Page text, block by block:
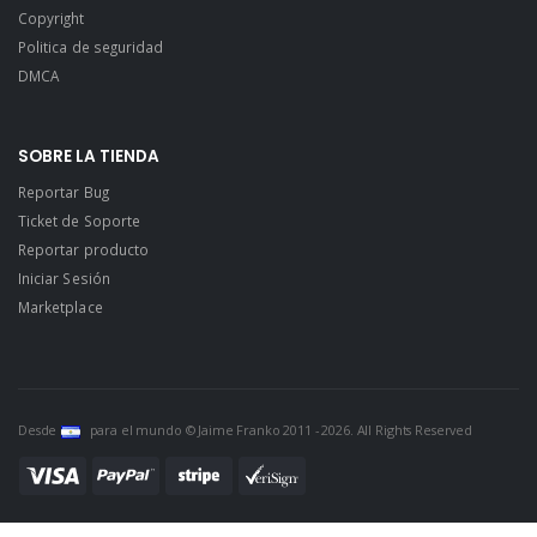
Copyright
Politica de seguridad
DMCA
SOBRE LA TIENDA
Reportar Bug
Ticket de Soporte
Reportar producto
Iniciar Sesión
Marketplace
Desde para el mundo © Jaime Franko 2011 - 2026. All Rights Reserved